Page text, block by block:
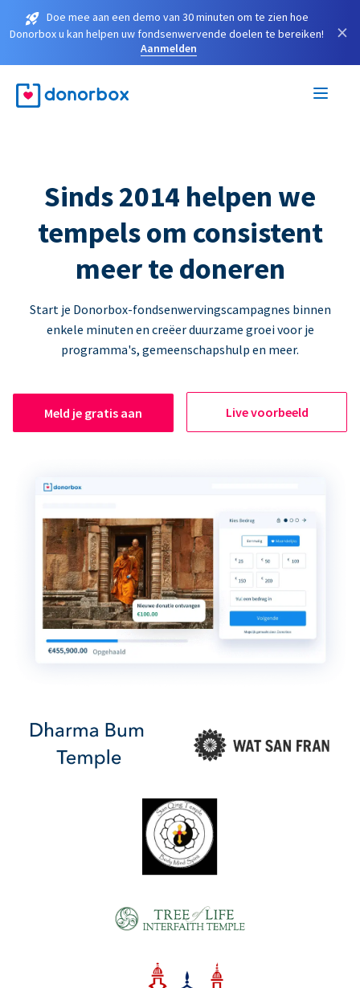
Doe mee aan een demo van 30 minuten om te zien hoe
Donorbox u kan helpen uw fondsenwervende doelen te bereiken!
Aanmelden
×
Sinds 2014 helpen we
tempels om consistent
meer te doneren
Start je Donorbox-fondsenwervingscampagnes binnen
enkele minuten en creëer duurzame groei voor je
programma's, gemeenschapshulp en meer.
Meld je gratis aan Live voorbeeld